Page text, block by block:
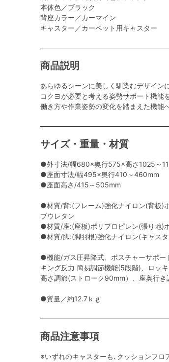
本体色／ブラック
背座カラー／カーマイン
キャスター／カーペット用キャスター
商品説明
あらゆるシーンに美しく馴染むデザイン
コクヨが必要と考える姿勢サポート機能
働き方や作業姿勢の変化を踏まえた機能
サイズ・重量・材質
●外寸法/幅680×奥行575×高さ1025～
●座面寸法/幅495×奥行410～460mm
●座面高さ/415～505mm
●材質/背:(フレーム)強化ナイロン(背板)
ブウレタン
●材質/座:(座板)ポリプロピレン(張り地)
●材質/脚:(脚羽根)強化ナイロン(キャス
●機能/ガス圧昇降式、ポスチャーサポー
キング反力 簡易調節機能(5段階)、ロッ
高さ調節(ストローク90mm）、座奥行
●質量／約12.7ｋｇ
商品注意事項
※いずれのキャスターも､クッションフロ